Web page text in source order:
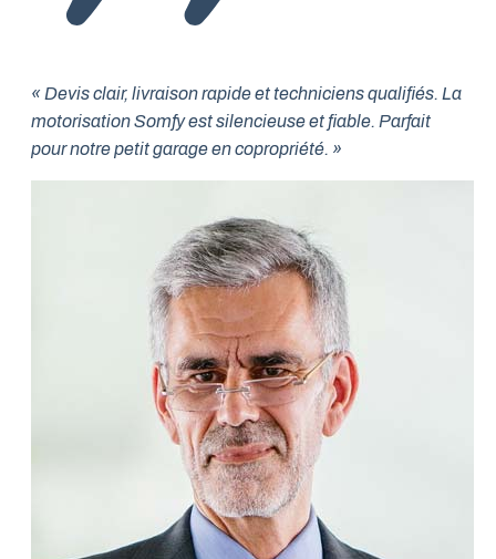
« Devis clair, livraison rapide et techniciens qualifiés. La
motorisation Somfy est silencieuse et fiable. Parfait
pour notre petit garage en copropriété. »